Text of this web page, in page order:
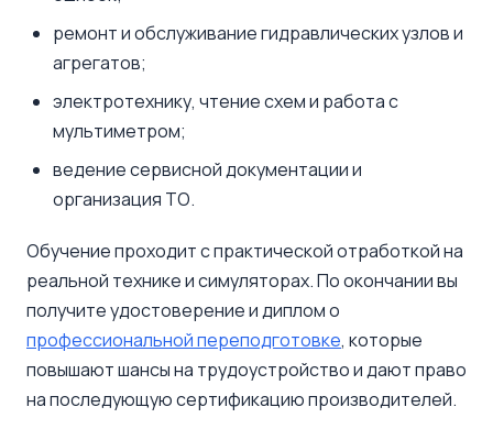
ремонт и обслуживание гидравлических узлов и
агрегатов;
электротехнику, чтение схем и работа с
мультиметром;
ведение сервисной документации и
организация ТО.
Обучение проходит с практической отработкой на
реальной технике и симуляторах. По окончании вы
получите удостоверение и диплом о
профессиональной переподготовке, которые
повышают шансы на трудоустройство и дают право
на последующую сертификацию производителей.